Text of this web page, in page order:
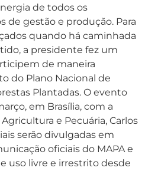
de todos os
de gestão e produção. Para
quando há caminhada
a presidente fez um
de maneira
do Plano Nacional de
Plantadas. O evento
em Brasília, com a
e Pecuária, Carlos
serão divulgadas em
oficiais do MAPA e
uso livre e irrestrito desde